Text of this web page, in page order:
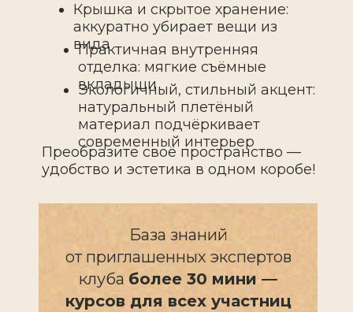
Преобразите своё пространство —
удобство и эстетика в одном коробе!
Экологичный, стильный акцент:
натуральный плетёный
материал подчёркивает
современный интерьер
Практичная внутренняя
отделка: мягкие съёмные
вкладыши
Крышка и скрытое хранение:
аккуратно убирает вещи из
вида
База знаний
от приглашенных экспертов
клуба более 30 мини —
курсов для всех участниц